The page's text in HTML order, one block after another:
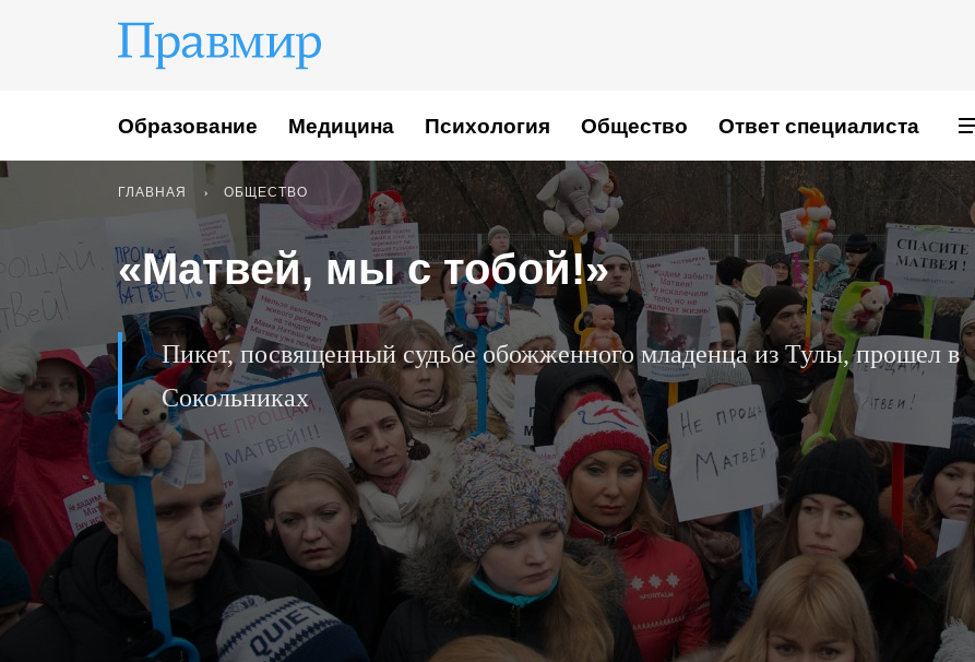
Образование Медицина Психология Общество Ответ специалиста
ГЛАВНАЯ ОБЩЕСТВО
«Матвей, мы с тобой!»
Пикет, посвященный судьбе обожженного младенца из Тулы, прошел в
Сокольниках